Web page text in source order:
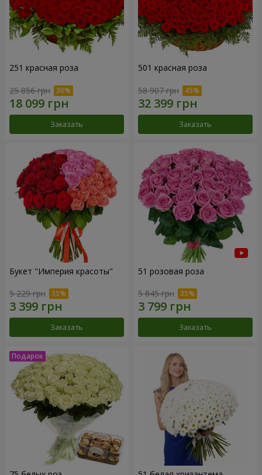
251 красная роза
25 856 грн
Заказать
501 красная роза
58 907 грн
Заказать
Букет "Империя красоты"
5 229 грн
Заказать
51 розовая роза
5 845 грн
Заказать